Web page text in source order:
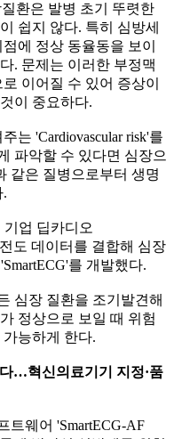
환은 발병 초기 뚜렷한
쉽지 않다. 특히 심방세
에 정상 동율동을 보이
. 문제는 이러한 부정맥
이어질 수 있어 증상이
이 중요하다.
는 'Cardiovascular risk'를
파악할 수 있다면 심장으
같은 질병으로부터 생명
.
업 딥카디오
도 데이터를 결합해 심장
를 개발했다.
심장 질환을 조기발견해
정상으로 보일 때 위험
능하게 한다.
…혁신의료기기 지정·품
트웨어 'SmartECG-AF